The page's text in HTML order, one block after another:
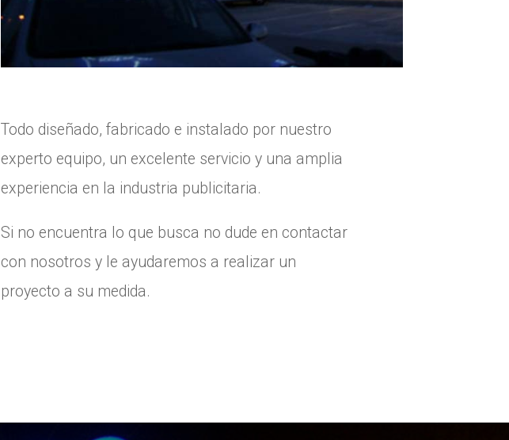
Todo diseñado, fabricado e instalado por nuestro
experto equipo, un excelente servicio y una amplia
experiencia en la industria publicitaria.
Si no encuentra lo que busca no dude en contactar
con nosotros y le ayudaremos a realizar un
proyecto a su medida.